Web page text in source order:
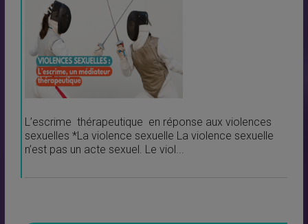
L’escrime thérapeutique en réponse aux violences
sexuelles *La violence sexuelle La violence sexuelle
n’est pas un acte sexuel. Le viol...